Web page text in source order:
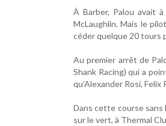
À Barber, Palou avait
McLaughlin. Mais le
céder quelque 20 tours
Au premier arrêt de
Shank Racing) qui a
qu’Alexander Rosi,
Dans cette course sans
sur le vert, à Thermal